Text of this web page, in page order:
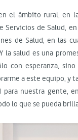
el ámbito rural, en
Servicios de Salud,
de Salud, en las
salud es una
con esperanza,
a este equipo, y
para nuestra gente,
lo que se pueda